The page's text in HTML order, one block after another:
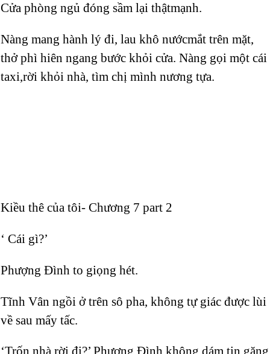
Cửa phòng ngủ đóng sầm lại thậtmạnh.
Nàng mang hành lý đi, lau khô nướcmắt trên mặt,
thở phì hiên ngang bước khỏi cửa. Nàng gọi một cái
taxi,rời khỏi nhà, tìm chị mình nương tựa.
Kiều thê của tôi- Chương 7 part 2
‘ Cái gì?’
Phượng Đình to giọng hét.
Tĩnh Vân ngồi ở trên sô pha, không tự giác được lùi
về sau mấy tấc.
‘Trốn nhà rời đi?’ Phượng Đình không dám tin gặng